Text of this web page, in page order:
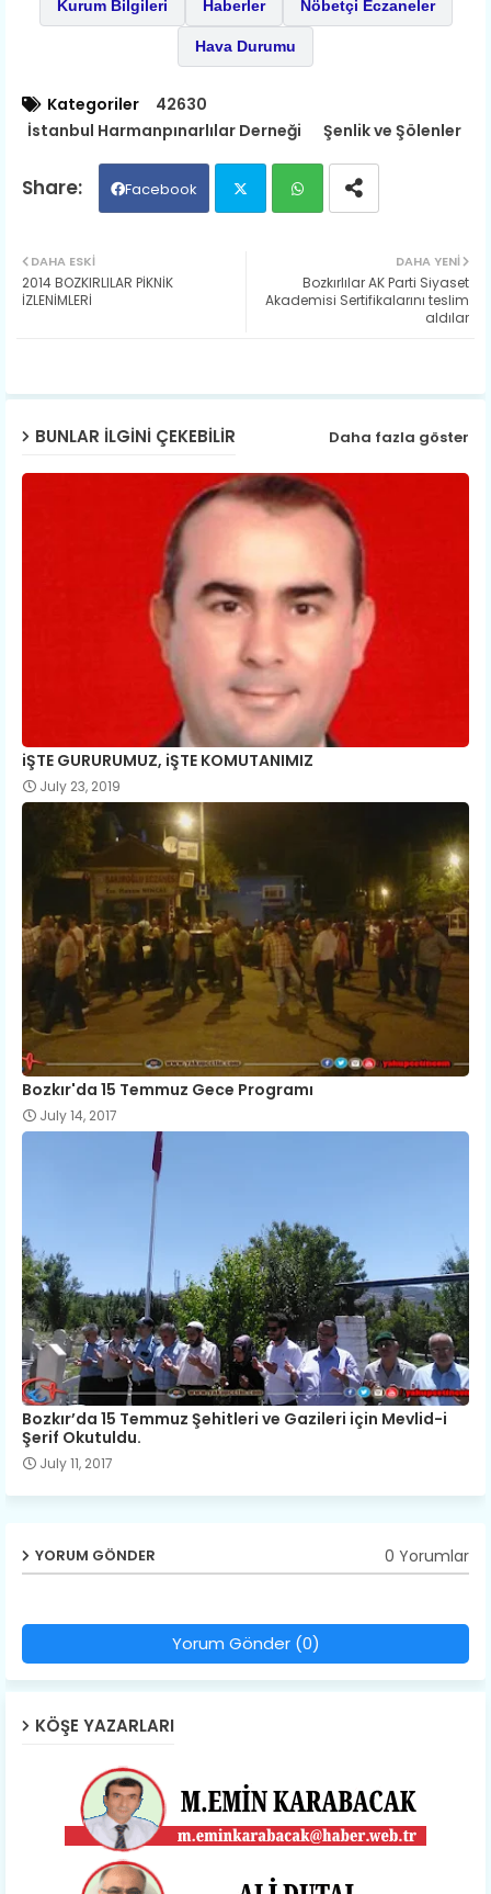
Kurum Bilgileri Haberler Nöbetçi Eczaneler
Hava Durumu
Kategoriler
42630
İstanbul Harmanpınarlılar Derneği
Şenlik ve Şölenler
Facebook
ats
DAHA YENI
Bozkırlılar AK Parti Siyaset
Akademisi Sertifikalarını teslim
aldılar
DAHA ESKI
2014 BOZKIRLILAR PİKNİK
İZLENİMLERİ
BUNLAR ILGINI ÇEKEBILIR Daha fazla göster
iŞTE GURURUMUZ, iŞTE KOMUTANIMIZ
July 23, 2019
Bozkır'da 15 Temmuz Gece Programı
July 14, 2017
Bozkır’da 15 Temmuz Şehitleri ve Gazileri için Mevlid-i
Şerif Okutuldu.
July 11, 2017
YORUM GÖNDER 0 Yorumlar
Yorum Gönder (0)
KÖŞE YAZARLARI